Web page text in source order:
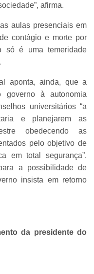
afirma.
aulas presenciais em
contágio e morte por
só é uma temeridade
aponta, ainda, que a
à autonomia
universitários “a
e planejarem as
obedecendo as
pelo objetivo de
em total segurança”.
a possibilidade de
insista em retorno
da presidente do